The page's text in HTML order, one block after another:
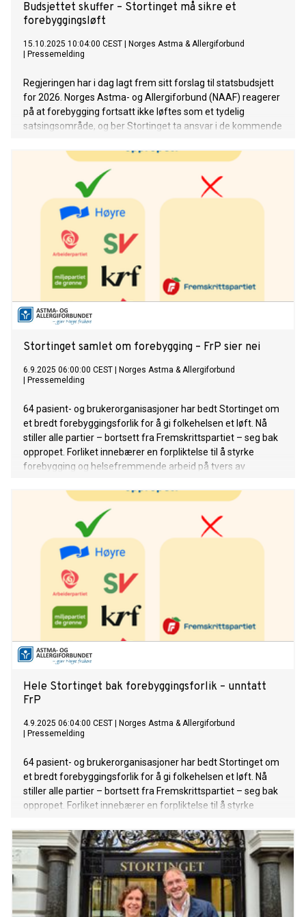
Budsjettet skuffer – Stortinget må sikre et
forebyggingsløft
15.10.2025 10:04:00 CEST
Norges Astma & Allergiforbund
Pressemelding
Regjeringen har i dag lagt frem sitt forslag til statsbudsjett
for 2026. Norges Astma- og Allergiforbund (NAAF) reagerer
på at forebygging fortsatt ikke løftes som et tydelig
satsingsområde, og ber Stortinget ta ansvar i de kommende
Stortinget samlet om forebygging – FrP sier nei
6.9.2025 06:00:00 CEST
Norges Astma & Allergiforbund
Pressemelding
64 pasient- og brukerorganisasjoner har bedt Stortinget om
et bredt forebyggingsforlik for å gi folkehelsen et løft. Nå
stiller alle partier – bortsett fra Fremskrittspartiet – seg bak
oppropet. Forliket innebærer en forpliktelse til å styrke
forebygging og helsefremmende arbeid på tvers av
Hele Stortinget bak forebyggingsforlik – unntatt
FrP
4.9.2025 06:04:00 CEST
Norges Astma & Allergiforbund
Pressemelding
64 pasient- og brukerorganisasjoner har bedt Stortinget om
et bredt forebyggingsforlik for å gi folkehelsen et løft. Nå
stiller alle partier – bortsett fra Fremskrittspartiet – seg bak
oppropet. Forliket innebærer en forpliktelse til å styrke
sektorer.